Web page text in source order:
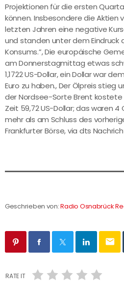
Projektionen für die ersten
können. Insbesondere die Aktien
letzten Jahren eine negative
und standen unter dem Eindruck
Konsums.”, Die europäische
am Donnerstagmittag etwas
1,1722 US-Dollar, ein Dollar war
Euro zu haben., Der Ölpreis stieg
der Nordsee-Sorte Brent kostete
Zeit 59,72 US-Dollar; das waren 4
mehr als am Schluss des
Frankfurter Börse, via dts
Geschrieben von:Radio Osnabrück
email
RATE IT